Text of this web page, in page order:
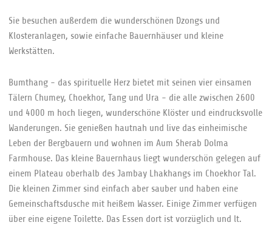
Sie besuchen außerdem die wunderschönen Dzongs und
Klosteranlagen, sowie einfache Bauernhäuser und kleine
Werkstätten.
Bumthang - das spirituelle Herz bietet mit seinen vier einsamen
Tälern Chumey, Choekhor, Tang und Ura - die alle zwischen 2600
und 4000 m hoch liegen, wunderschöne Klöster und eindrucksvolle
Wanderungen. Sie genießen hautnah und live das einheimische
Leben der Bergbauern und wohnen im Aum Sherab Dolma
Farmhouse. Das kleine Bauernhaus liegt wunderschön gelegen auf
einem Plateau oberhalb des Jambay Lhakhangs im Choekhor Tal.
Die kleinen Zimmer sind einfach aber sauber und haben eine
Gemeinschaftsdusche mit heißem Wasser. Einige Zimmer verfügen
über eine eigene Toilette. Das Essen dort ist vorzüglich und lt.